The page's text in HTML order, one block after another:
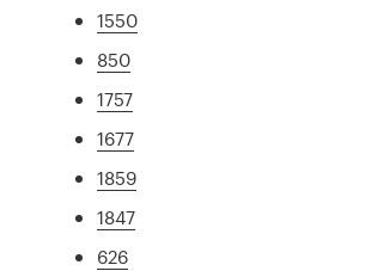
1550
850
1757
1677
1859
1847
626